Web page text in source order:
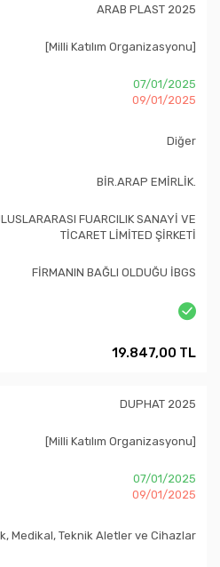
ARAB PLAST 2025
[Milli Katılım Organizasyonu]
07/01/2025
09/01/2025
Diğer
BİR.ARAP EMİRLİK.
FUARCILIK SANAYİ VE
TİCARET LİMİTED ŞİRKETİ
FİRMANIN BAĞLI OLDUĞU İBGS
19.847,00 TL
DUPHAT 2025
[Milli Katılım Organizasyonu]
07/01/2025
09/01/2025
Medikal, Teknik Aletler ve Cihazlar